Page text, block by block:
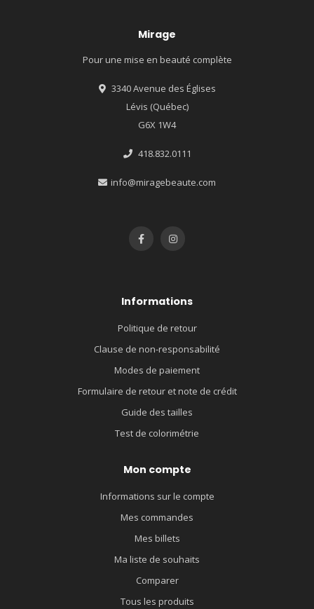
Mirage
Pour une mise en beauté complète
3340 Avenue des Églises
Lévis (Québec)
G6X 1W4
418.832.0111
info@miragebeaute.com
Informations
Politique de retour
Clause de non-responsabilité
Modes de paiement
Formulaire de retour et note de crédit
Guide des tailles
Test de colorimétrie
Mon compte
Informations sur le compte
Mes commandes
Mes billets
Ma liste de souhaits
Comparer
Tous les produits